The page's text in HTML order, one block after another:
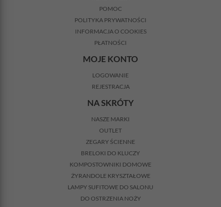
POMOC
POLITYKA PRYWATNOŚCI
INFORMACJA O COOKIES
PŁATNOŚCI
MOJE KONTO
LOGOWANIE
REJESTRACJA
NA SKRÓTY
NASZE MARKI
OUTLET
ZEGARY ŚCIENNE
BRELOKI DO KLUCZY
KOMPOSTOWNIKI DOMOWE
ŻYRANDOLE KRYSZTAŁOWE
LAMPY SUFITOWE DO SALONU
DO OSTRZENIA NOŻY